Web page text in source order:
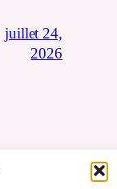
juillet 24,
2026